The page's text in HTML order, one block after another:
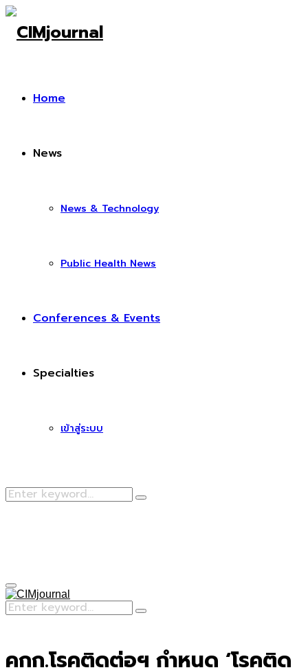
Home
News
News & Technology
Public Health News
Conferences & Events
Specialties
เข้าสู่ระบบ
Search
Search
Primary
Menu
Search
for:
Search
คกก.โรคติดต่อฯ กำหนด ‘โรคติด